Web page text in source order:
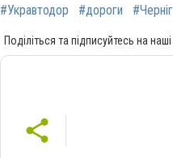
#Укравтодор #дороги
Поділіться та підписуйтесь на